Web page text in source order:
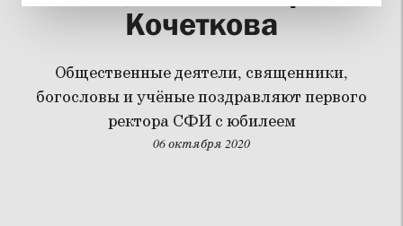
Кочеткова
Общественные деятели, священники,
богословы и учёные поздравляют первого
ректора СФИ с юбилеем
06 октября 2020